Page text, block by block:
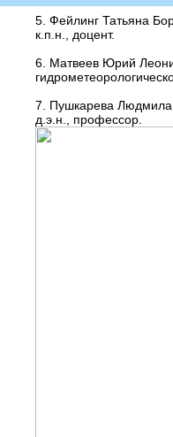
5. Фейлинг Татьяна
к.п.н., доцент.
6. Матвеев Юрий
7. Пушкарева Людмила
д.э.н., профессор.